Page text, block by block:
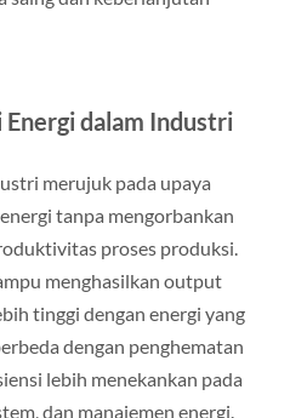
dalam Industri
merujuk pada upaya
tanpa mengorbankan
proses produksi.
menghasilkan output
tinggi dengan energi yang
dengan penghematan
lebih menekankan pada
dan manajemen energi.